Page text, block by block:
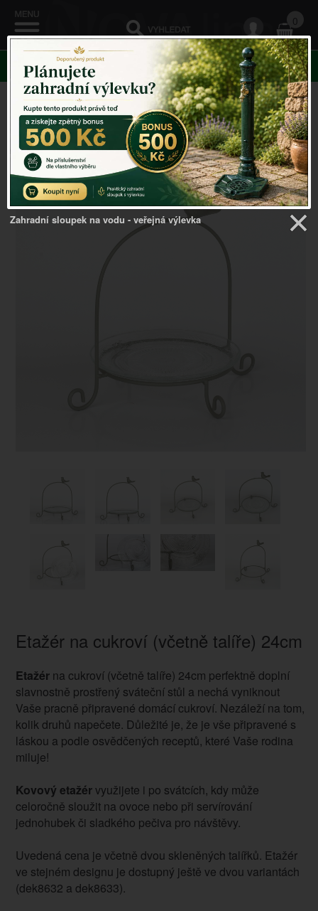
0
KATEGORIE
Venkovský domov ->Vánoční dekorace->Etažér na
cukroví (včetně talíře) 24cm
Etažér na cukroví (včetně talíře) 24cm
Etažérna cukroví (včetně talíře) 24cm perfektně doplní
slavnostně prostřený sváteční stůl a nechá vyniknout
Vaše pracně připravené domácí cukroví. Nezáleží na tom,
kolik druhů napečete. Důležité je, že je vše připravené s
láskou a podle osvědčených receptů, které Vaše rodina
miluje!
Kovový etažérvyužijete i po svátcích, kdy může
celoročně sloužit na ovoce nebo při servírování
jednohubek či sladkého pečiva pro návštěvy.
Uvedená cena je včetně dvou skleněných talířků. Etažér
ve stejném designu je dostupný ještě ve dvou variantách
(dek8632 a dek8633).
Zahradní sloupek na vodu - veřejná výlevka